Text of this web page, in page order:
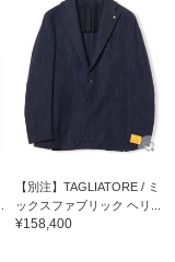
【別注】TAGLIATORE / ミ
ックスファブリック ヘリ...
¥158,400